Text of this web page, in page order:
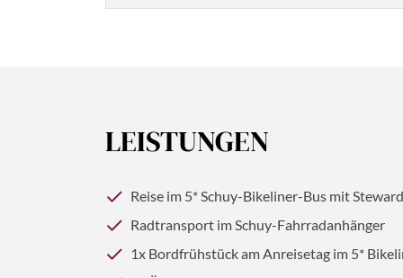
KI-generiertes Bild
LEISTUNGEN
Reise im 5* Schuy-Bikeliner-Bus mit
Radtransport im Schuy-Fahrradanhänger
1x Bordfrühstück am Anreisetag im 5*